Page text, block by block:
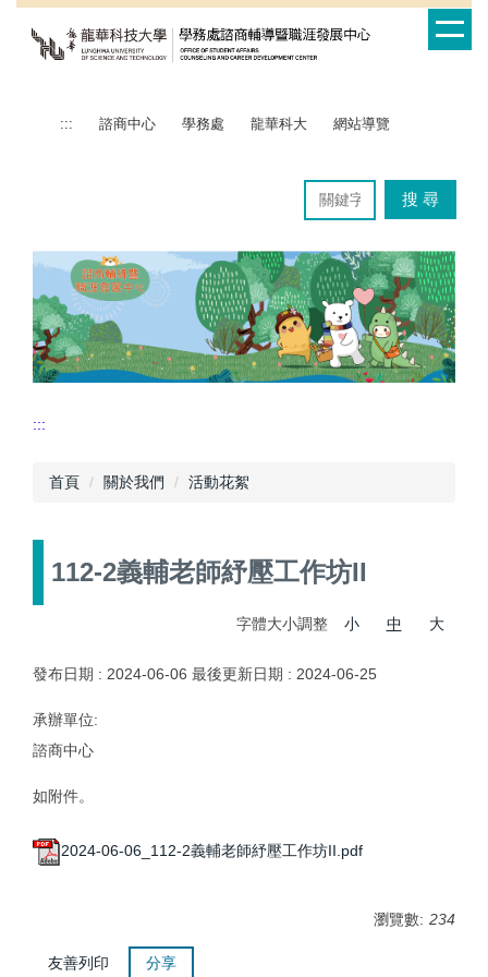
::: 諮商中心 學務處 龍華科大 網站導覽
搜 尋
:::
首頁 關於我們 活動花絮
112-2義輔老師紓壓工作坊II
字體大小調整 小 中 大
發布日期 : 2024-06-06 最後更新日期 : 2024-06-25
承辦單位:
諮商中心
如附件。
2024-06-06_112-2義輔老師紓壓工作坊II.pdf
瀏覽數: 234
友善列印 分享